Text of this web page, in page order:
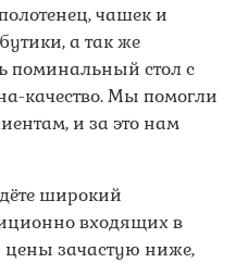
чашек и
а так же
поминальный стол с
качество. Мы помогли
и за это нам
широкий
входящих в
зачастую ниже,